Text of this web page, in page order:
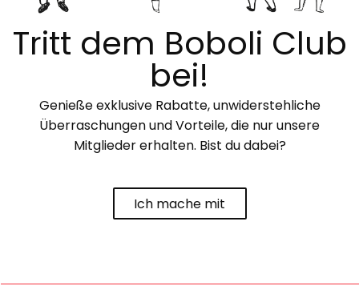
Tritt dem Boboli Club
bei!
Genieße exklusive Rabatte, unwiderstehliche
Überraschungen und Vorteile, die nur unsere
Mitglieder erhalten. Bist du dabei?
Ich mache mit